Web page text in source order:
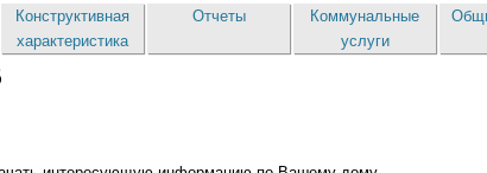
Конструктивная
характеристика
Отчеты
Коммунальные
услуги